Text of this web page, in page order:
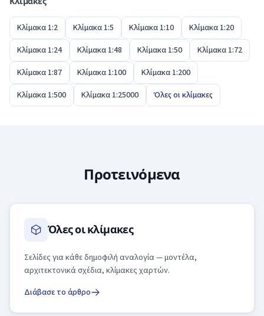
Κλίμακα 1:2 Κλίμακα 1:5 Κλίμακα 1:10
Κλίμακα 1:20
Κλίμακα 1:24
Κλίμακα 1:48 Κλίμακα 1:50
Κλίμακα 1:72
Κλίμακα 1:87
Κλίμακα 1:100
Κλίμακα 1:200
Κλίμακα 1:500
Κλίμακα 1:25000 Όλες οι κλίμακες
Προτεινόμενα
Όλες οι κλίμακες
Σελίδες για κάθε δημοφιλή αναλογία — μοντέλα,
αρχιτεκτονικά σχέδια, κλίμακες χαρτών.
Διάβασε το άρθρο